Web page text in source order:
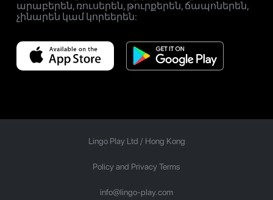
արաբերեն, ռուսերեն, թուրքերեն, ճապոներեն,
չինարեն կամ կորեերեն:
Lingo Play Ltd / Hong Kong
Policy and Privacy Terms
info@lingo-play.com